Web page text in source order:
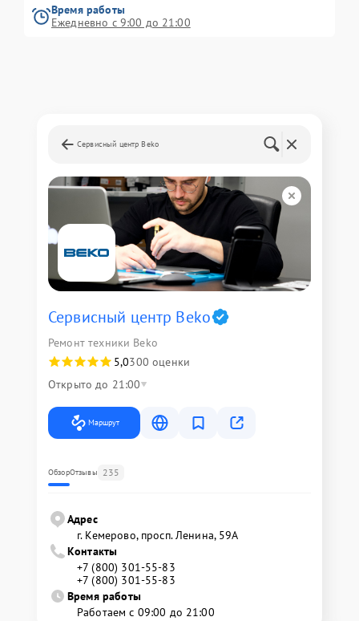
Время работы
Ежедневно с 9:00 до 21:00
Сервисный центр Beko
Сервисный центр Beko
Ремонт техники Beko
5,0300 оценки
Открыто до 21:00
Маршрут
ОбзорОтзывы 235
Адрес
г. Кемерово, просп. Ленина, 59А
Контакты
+7 (800) 301-55-83
+7 (800) 301-55-83
Время работы
Работаем с 09:00 до 21:00